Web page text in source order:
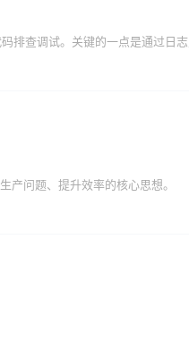
产问题、提升效率的核心思想。